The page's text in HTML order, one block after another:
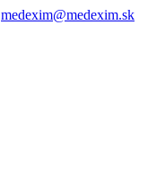
medexim@medexim.sk